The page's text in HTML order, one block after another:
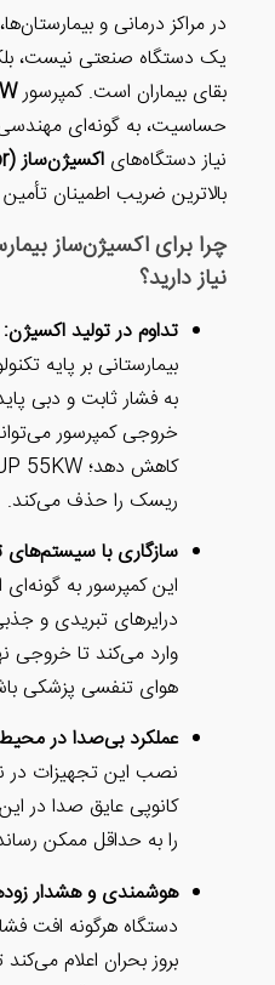
کمپرسور هوای فشرده فقط
بلکه بخشی از زنجیره حیاتی
ALUP 55KWبا درک این
شده که هوای فشرده مورد
را با
کند.
چرا برای اکسیژن‌ساز بیمارستانی به ALUP 55KW
سیستم‌های اکسیژن‌ساز
بیمارستانی بر پایه تکنولوژی PSA کار می‌کنند که نیاز
پایدار دارد. هرگونه نوسان در
خلوص اکسیژن تولیدی را
کاهش دهد؛ ALUP 55KW با پایداری بی‌نظیر، این
تصفیه:هوای تولیدی توسط
است که کمترین فشار را به
درایرهای تبریدی و جذبی و فیلترهای هپا (HEPA)
نهایی مطابق با استانداردهای
محیط‌های درمانی:با توجه به
در نزدیکی بخش‌های درمانی،
در این مدل، لرزش و آلودگی صوتی
رسانده است.
زودهنگام:کنترلر پیشرفته این
فشار یا نیاز به سرویس را پیش از
می‌کند تا تیم تأسیسات بیمارستان